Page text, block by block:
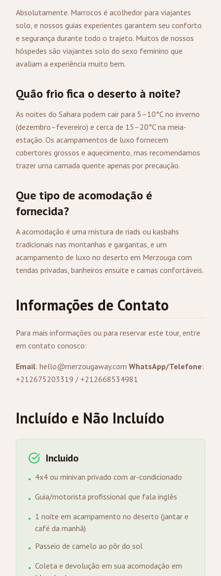
Absolutamente. Marrocos é acolhedor para viajantes
solo, e nossos guias experientes garantem seu conforto
e segurança durante todo o trajeto. Muitos de nossos
hóspedes são viajantes solo do sexo feminino que
avaliam a experiência muito bem.
Quão frio fica o deserto à noite?
As noites do Sahara podem cair para 5–10°C no inverno
(dezembro–fevereiro) e cerca de 15–20°C na meia-
estação. Os acampamentos de luxo fornecem
cobertores grossos e aquecimento, mas recomendamos
trazer uma camada quente apenas por precaução.
Que tipo de acomodação é
fornecida?
A acomodação é uma mistura de riads ou kasbahs
tradicionais nas montanhas e gargantas, e um
acampamento de luxo no deserto em Merzouga com
tendas privadas, banheiros ensuite e camas confortáveis.
Informações de Contato
Para mais informações ou para reservar este tour, entre
em contato conosco:
Email: hello@merzougaway.com WhatsApp/Telefone:
+212675203319 / +212668534981
Incluído e Não Incluído
Incluído
• 4x4 ou minivan privado com ar-condicionado
• Guia/motorista profissional que fala inglês
• 1 noite em acampamento no deserto (jantar e
café da manhã)
• Passeio de camelo ao pôr do sol
• Coleta e devolução em sua acomodação em